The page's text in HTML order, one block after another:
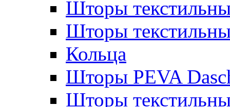
Шторы
Шторы
Кольца
Шторы PEVA
Шторы